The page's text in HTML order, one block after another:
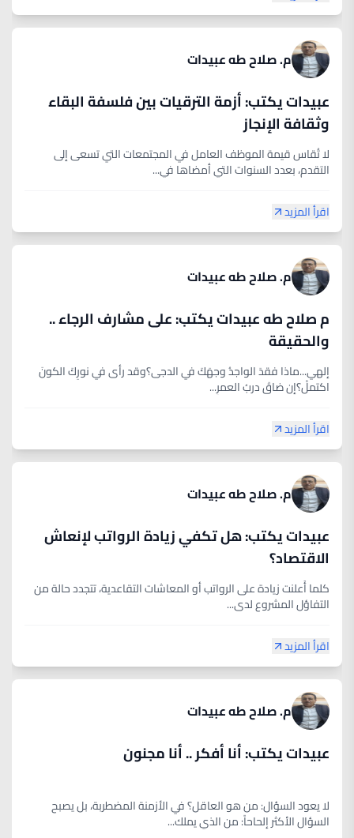
م. صلاح طه عبيدات
عبيدات يكتب: أزمة الترقيات بين فلسفة البقاء
وثقافة الإنجاز
لا تُقاس قيمة الموظف العامل في المجتمعات التي تسعى إلى
التقدم، بعدد السنوات التي أمضاها في...
اقرأ المزيد
م. صلاح طه عبيدات
م صلاح طه عبيدات يكتب: على مشارف الرجاء ..
والحقيقة
إلهي...ماذا فقدَ الواجدُ وجهَكَ في الدجى؟وقد رأى في نورِكَ الكونَ
اكتملْ؟إن ضاقَ دربُ العمرِ...
اقرأ المزيد
م. صلاح طه عبيدات
عبيدات يكتب: هل تكفي زيادة الرواتب لإنعاش
الاقتصاد؟
كلما أُعلنت زيادة على الرواتب أو المعاشات التقاعدية، تتجدد حالة من
التفاؤل المشروع لدى...
اقرأ المزيد
م. صلاح طه عبيدات
عبيدات يكتب: أنا أفكر .. أنا مجنون
لا يعود السؤال: من هو العاقل؟ في الأزمنة المضطربة، بل يصبح
السؤال الأكثر إلحاحاً: من الذي يملك...